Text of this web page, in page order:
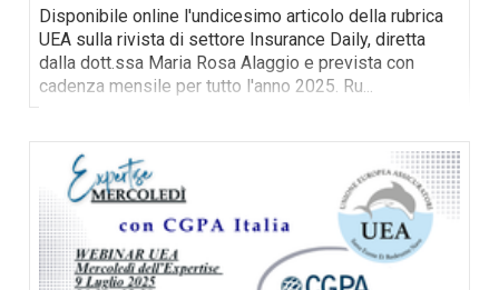
Disponibile online l'undicesimo articolo della rubrica
UEA sulla rivista di settore Insurance Daily, diretta
dalla dott.ssa Maria Rosa Alaggio e prevista con
cadenza mensile per tutto l'anno 2025. Ru...